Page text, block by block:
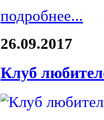
подробнее...
26.09.2017
Клуб